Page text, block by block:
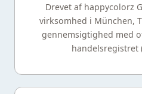
Drevet af happycolorz
virksomhed i München,
gennemsigtighed med
handelsregistret